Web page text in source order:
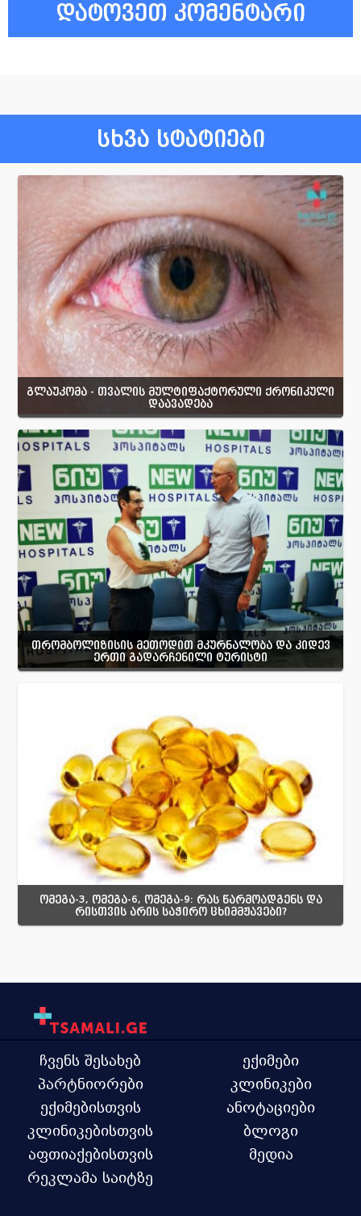
დატოვეთ კომენტარი
სხვა სტატიები
გლაუკომა - თვალის მულტიფაქტორული ქრონიკული
დაავადება
თრომბოლიზისის მეთოდით მკურნალობა და კიდევ
ერთი გადარჩენილი ტურისტი
ომეგა-3, ომეგა-6, ომეგა-9: რას წარმოადგენს და
რისთვის არის საჭირო ცხიმმჟავები?
ჩვენს შესახებ
პარტნიორები
ექიმებისთვის
კლინიკებისთვის
აფთიაქებისთვის
რეკლამა საიტზე
ექიმები
კლინიკები
ანოტაციები
ბლოგი
მედია